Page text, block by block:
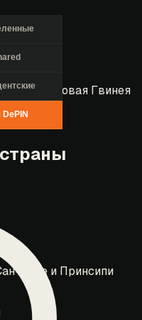
Папуа — Новая Гвинея
Томе и Принсипи